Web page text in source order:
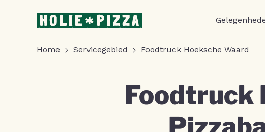
Home Servicegebied Foodtruck Hoeksche Waard
Foodtruck